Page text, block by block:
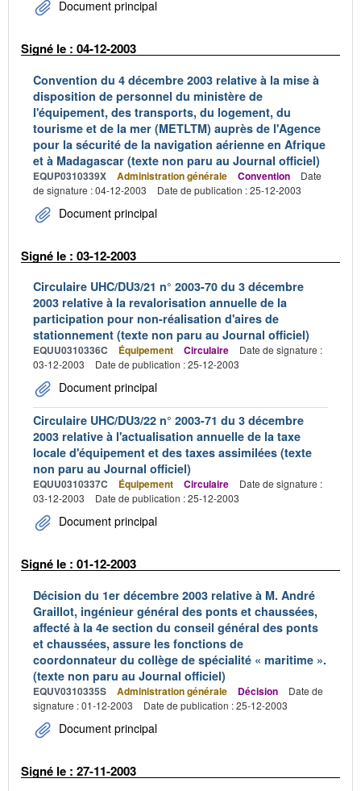
Document principal
Signé le : 04-12-2003
Convention du 4 décembre 2003 relative à la mise à
disposition de personnel du ministère de
l'équipement, des transports, du logement, du
tourisme et de la mer (METLTM) auprès de l'Agence
pour la sécurité de la navigation aérienne en Afrique
et à Madagascar (texte non paru au Journal officiel)
EQUP0310339X Administration générale Convention
Date
de signature : 04-12-2003
Date de publication : 25-12-2003
Document principal
Signé le : 03-12-2003
Circulaire UHC/DU3/21 n° 2003-70 du 3 décembre
2003 relative à la revalorisation annuelle de la
participation pour non-réalisation d'aires de
stationnement (texte non paru au Journal officiel)
EQUU0310336C Équipement Circulaire
Date de signature :
03-12-2003
Date de publication : 25-12-2003
Document principal
Circulaire UHC/DU3/22 n° 2003-71 du 3 décembre
2003 relative à l'actualisation annuelle de la taxe
locale d'équipement et des taxes assimilées (texte
non paru au Journal officiel)
EQUU0310337C Équipement Circulaire
Date de signature :
03-12-2003
Date de publication : 25-12-2003
Document principal
Signé le : 01-12-2003
Décision du 1er décembre 2003 relative à M. André
Graillot, ingénieur général des ponts et chaussées,
affecté à la 4e section du conseil général des ponts
et chaussées, assure les fonctions de
coordonnateur du collège de spécialité « maritime ».
(texte non paru au Journal officiel)
EQUV0310335S Administration générale Décision
Date de
signature : 01-12-2003
Date de publication : 25-12-2003
Document principal
Signé le : 27-11-2003